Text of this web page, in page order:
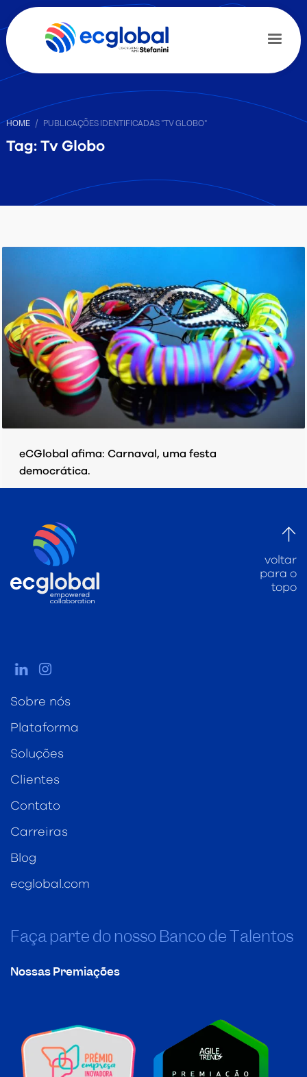
HOME PUBLICAÇÕES IDENTIFICADAS "TV GLOBO"
Tag: Tv Globo
eCGlobal afima: Carnaval, uma festa
democrática.
PUBLICADO EM
voltar
para o
topo
Sobre nós
Plataforma
Soluções
Clientes
Contato
Carreiras
Blog
ecglobal.com
Faça parte do nosso Banco de Talentos
Nossas Premiações